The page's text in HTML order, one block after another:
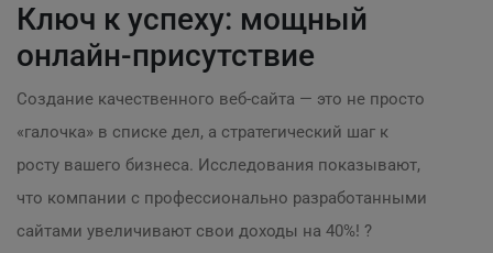
Ключ к успеху: мощный
онлайн-присутствие
Создание качественного веб-сайта — это не просто
«галочка» в списке дел, а стратегический шаг к
росту вашего бизнеса. Исследования показывают,
что компании с профессионально разработанными
сайтами увеличивают свои доходы на 40%! ?